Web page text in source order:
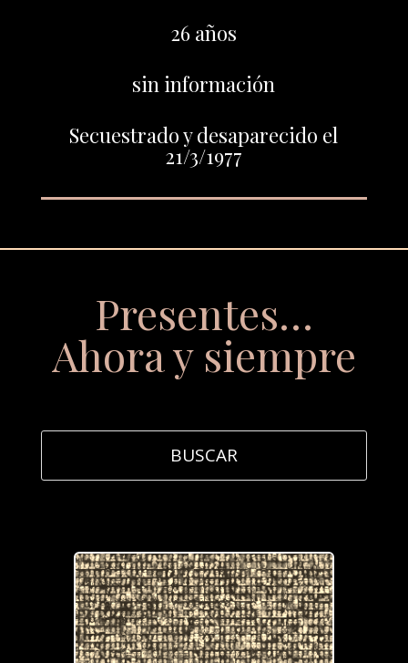
26 años
sin información
Secuestrado y desaparecido el
21/3/1977
Presentes…
Ahora y siempre